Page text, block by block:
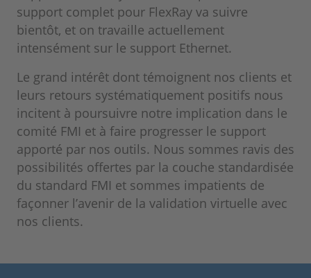
support complet pour FlexRay va suivre
bientôt, et on travaille actuellement
intensément sur le support Ethernet.
Le grand intérêt dont témoignent nos clients et
leurs retours systématiquement positifs nous
incitent à poursuivre notre implication dans le
comité FMI et à faire progresser le support
apporté par nos outils. Nous sommes ravis des
possibilités offertes par la couche standardisée
du standard FMI et sommes impatients de
façonner l’avenir de la validation virtuelle avec
nos clients.